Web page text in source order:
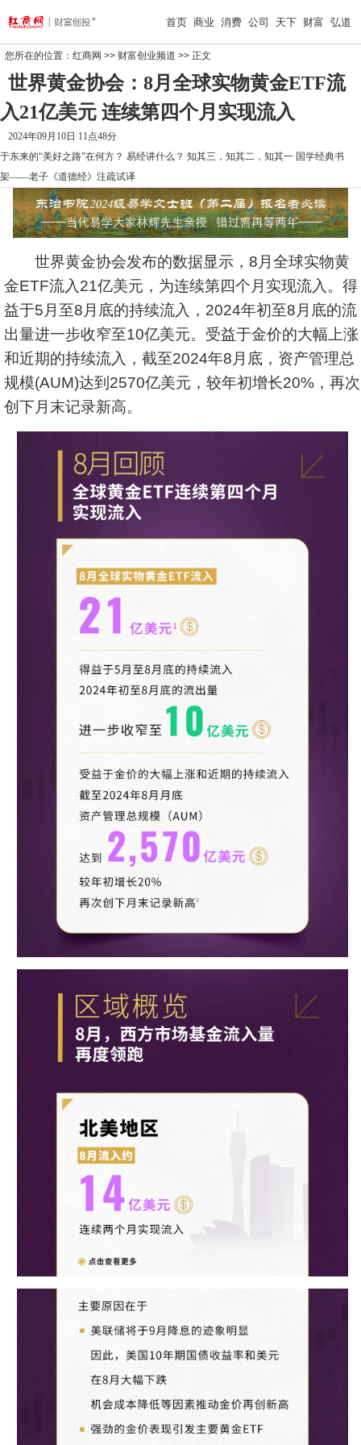
首页 商业 消费 公司 天下 财富 弘道
您所在的位置： 红商网 >> 财富创业频道 >> 正文
世界黄金协会：8月全球实物黄金ETF流
入21亿美元 连续第四个月实现流入
2024年09月10日 11点48分
于东来的“美好之路”在何方？ 易经讲什么？ 知其三，知其二，知其一 国学经典书
架——老子《道德经》注疏试译
世界黄金协会发布的数据显示，8月全球实物黄
金ETF流入21亿美元，为连续第四个月实现流入。得
益于5月至8月底的持续流入，2024年初至8月底的流
出量进一步收窄至10亿美元。受益于金价的大幅上涨
和近期的持续流入，截至2024年8月底，资产管理总
规模(AUM)达到2570亿美元，较年初增长20%，再次
创下月末记录新高。